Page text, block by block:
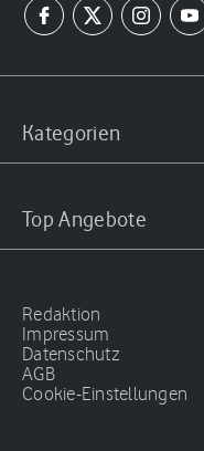
Kategorien
Top Angebote
Redaktion
Impressum
Datenschutz
AGB
Cookie-Einstellungen